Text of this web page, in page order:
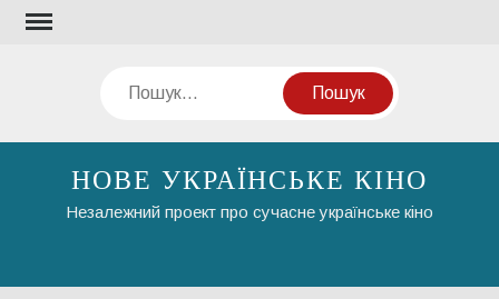
Перейти
Пошук
НОВЕ УКРАЇНСЬКЕ КІНО
Незалежний проект про сучасне українське кіно